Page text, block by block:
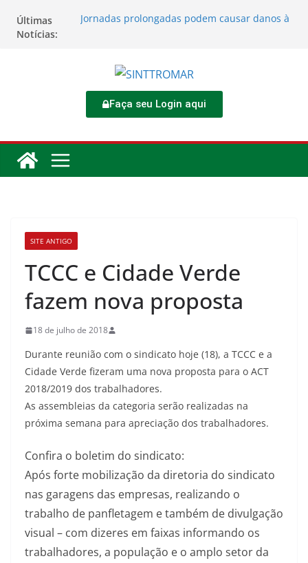
Últimas
Notícias:
Jornadas prolongadas podem causar danos à
Rodoviários se reúnem no 4º Congresso da
Sinttromar garante acordo de R$ 1,7 milhão e
corrige direitos de motoristas da
Transcocamar
dos trabalhadores
Faça seu Login aqui
SITE ANTIGO
TCCC e Cidade Verde
fazem nova proposta
18 de julho de 2018
Durante reunião com o sindicato hoje (18), a TCCC e a
Cidade Verde fizeram uma nova proposta para o ACT
2018/2019 dos trabalhadores.
As assembleias da categoria serão realizadas na
próxima semana para apreciação dos trabalhadores.
Confira o boletim do sindicato:
Após forte mobilização da diretoria do sindicato
nas garagens das empresas, realizando o
trabalho de panfletagem e também de divulgação
visual – com dizeres em faixas informando os
trabalhadores, a população e o amplo setor da